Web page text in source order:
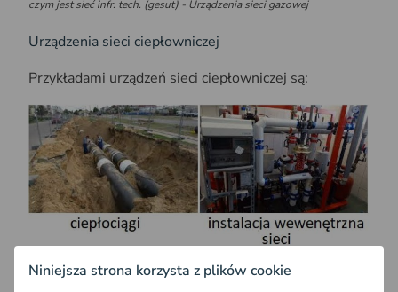
czym jest sieć infr. tech. (gesut) - Urządzenia sieci gazowej
Urządzenia sieci ciepłowniczej
Przykładami urządzeń sieci ciepłowniczej są:
Niniejsza strona korzysta z plików cookie